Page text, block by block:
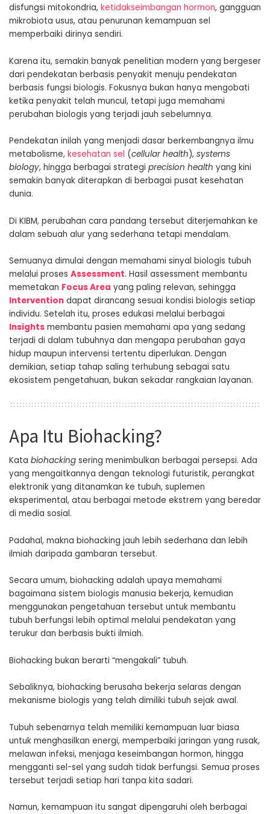
disfungsi mitokondria, ketidakseimbangan hormon, gangguan
mikrobiota usus, atau penurunan kemampuan sel
memperbaiki dirinya sendiri.
Karena itu, semakin banyak penelitian modern yang bergeser
dari pendekatan berbasis penyakit menuju pendekatan
berbasis fungsi biologis. Fokusnya bukan hanya mengobati
ketika penyakit telah muncul, tetapi juga memahami
perubahan biologis yang terjadi jauh sebelumnya.
Pendekatan inilah yang menjadi dasar berkembangnya ilmu
metabolisme, kesehatan sel (cellular health), systems
biology, hingga berbagai strategi precision health yang kini
semakin banyak diterapkan di berbagai pusat kesehatan
dunia.
Di KIBM, perubahan cara pandang tersebut diterjemahkan ke
dalam sebuah alur yang sederhana tetapi mendalam.
Semuanya dimulai dengan memahami sinyal biologis tubuh
melalui proses Assessment. Hasil assessment membantu
memetakan Focus Area yang paling relevan, sehingga
Intervention dapat dirancang sesuai kondisi biologis setiap
individu. Setelah itu, proses edukasi melalui berbagai
Insights membantu pasien memahami apa yang sedang
terjadi di dalam tubuhnya dan mengapa perubahan gaya
hidup maupun intervensi tertentu diperlukan. Dengan
demikian, setiap tahap saling terhubung sebagai satu
ekosistem pengetahuan, bukan sekadar rangkaian layanan.
Apa Itu Biohacking?
Kata biohacking sering menimbulkan berbagai persepsi. Ada
yang mengaitkannya dengan teknologi futuristik, perangkat
elektronik yang ditanamkan ke tubuh, suplemen
eksperimental, atau berbagai metode ekstrem yang beredar
di media sosial.
Padahal, makna biohacking jauh lebih sederhana dan lebih
ilmiah daripada gambaran tersebut.
Secara umum, biohacking adalah upaya memahami
bagaimana sistem biologis manusia bekerja, kemudian
menggunakan pengetahuan tersebut untuk membantu
tubuh berfungsi lebih optimal melalui pendekatan yang
terukur dan berbasis bukti ilmiah.
Biohacking bukan berarti “mengakali” tubuh.
Sebaliknya, biohacking berusaha bekerja selaras dengan
mekanisme biologis yang telah dimiliki tubuh sejak awal.
Tubuh sebenarnya telah memiliki kemampuan luar biasa
untuk menghasilkan energi, memperbaiki jaringan yang rusak,
melawan infeksi, menjaga keseimbangan hormon, hingga
mengganti sel-sel yang sudah tidak berfungsi. Semua proses
tersebut terjadi setiap hari tanpa kita sadari.
Namun, kemampuan itu sangat dipengaruhi oleh berbagai